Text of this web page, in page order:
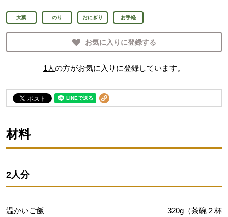
大葉 のり おにぎり お手軽
お気に入りに登録する
1 人の方がお気に入りに登録しています。
材料
2人分
温かいご飯
320g（茶碗２杯